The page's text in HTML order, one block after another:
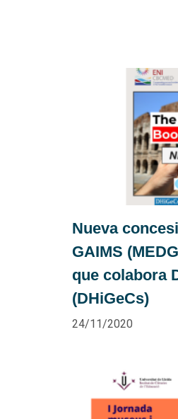
Nueva
GAIMS
que colabora
(DHiGeCs)
24/11/2020